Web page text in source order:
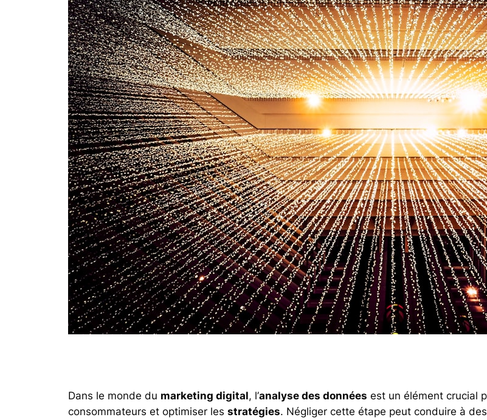
Dans le monde du marketing digital, l’analyse des données est un élément crucial
consommateurs et optimiser les stratégies. Négliger cette étape peut conduire à des